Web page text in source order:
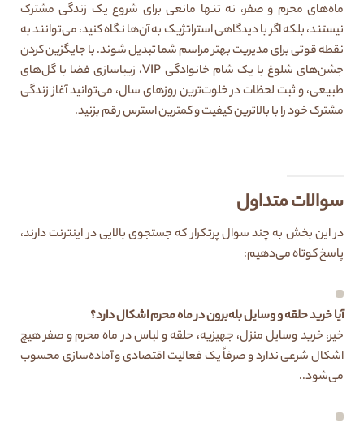
ماه‌های محرم و صفر، نه تنها مانعی برای شروع یک زندگی مشترک
نیستند، بلکه اگر با دیدگاهی استراتژیک به آن‌ها نگاه کنید، می‌توانند به
نقطه قوتی برای مدیریت بهتر مراسم شما تبدیل شوند. با جایگزین کردن
جشن‌های شلوغ با یک شام خانوادگی VIP، زیباسازی فضا با گل‌های
طبیعی، و ثبت لحظات در خلوت‌ترین روزهای سال، می‌توانید آغاز زندگی
مشترک خود را با بالاترین کیفیت و کمترین استرس رقم بزنید.
سوالات متداول
در این بخش به چند سوال پرتکرار که جستجوی بالایی در اینترنت دارند،
پاسخ کوتاه می‌دهیم:
آیا خرید حلقه و وسایل بله‌برون در ماه محرم اشکال دارد؟
خیر، خرید وسایل منزل، جهیزیه، حلقه و لباس در ماه محرم و صفر هیچ
اشکال شرعی ندارد و صرفاً یک فعالیت اقتصادی و آماده‌سازی محسوب
می‌شود..